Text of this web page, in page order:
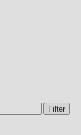
Filter